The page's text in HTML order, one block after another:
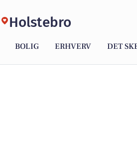
Holstebro
BOLIG ERHVERV DET